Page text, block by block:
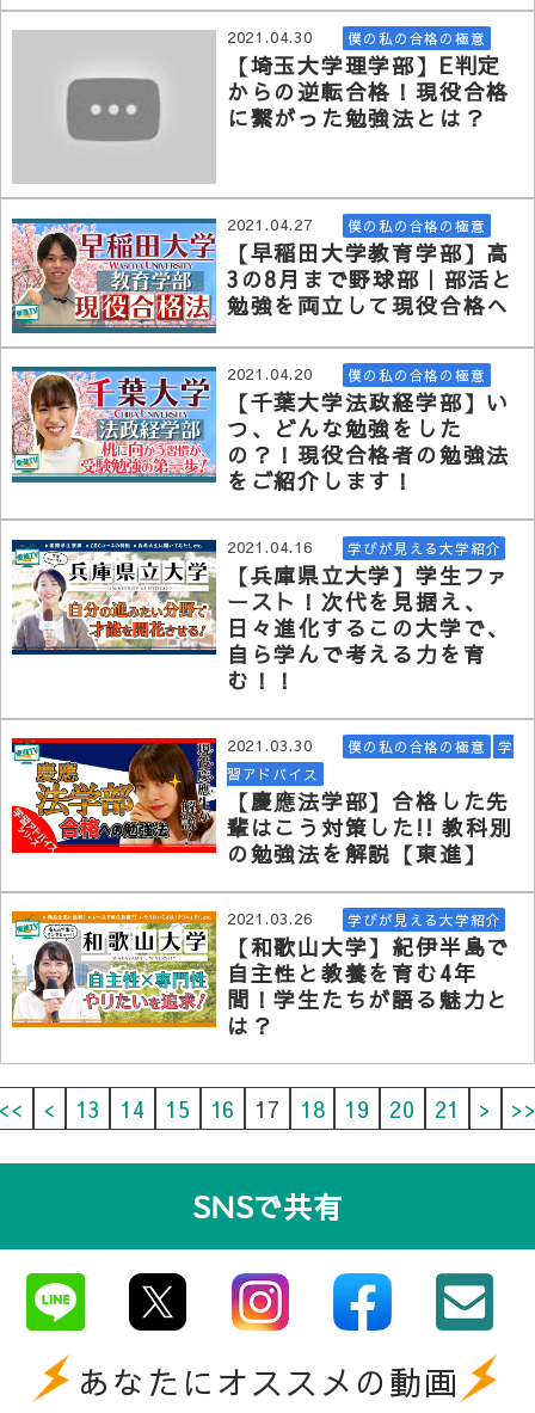
2021.04.30 僕の私の合格の極意
【埼玉大学理学部】E判定
からの逆転合格！現役合格
に繋がった勉強法とは？
2021.04.27 僕の私の合格の極意
【早稲田大学教育学部】高
3の8月まで野球部｜部活と
勉強を両立して現役合格へ
2021.04.20 僕の私の合格の極意
【千葉大学法政経学部】い
つ、どんな勉強をした
の？！現役合格者の勉強法
をご紹介します！
2021.04.16 学びが見える大学紹介
【兵庫県立大学】学生ファ
ースト！次代を見据え、
日々進化するこの大学で、
自ら学んで考える力を育
む！！
2021.03.30 僕の私の合格の極意
学
習アドバイス
【慶應法学部】合格した先
輩はこう対策した!! 教科別
の勉強法を解説【東進】
2021.03.26 学びが見える大学紹介
【和歌山大学】紀伊半島で
自主性と教養を育む4年
間！学生たちが語る魅力と
は？
< 13 14 15 16 17 18 19 20 21 >
SNSで共有
あなたにオススメの動画